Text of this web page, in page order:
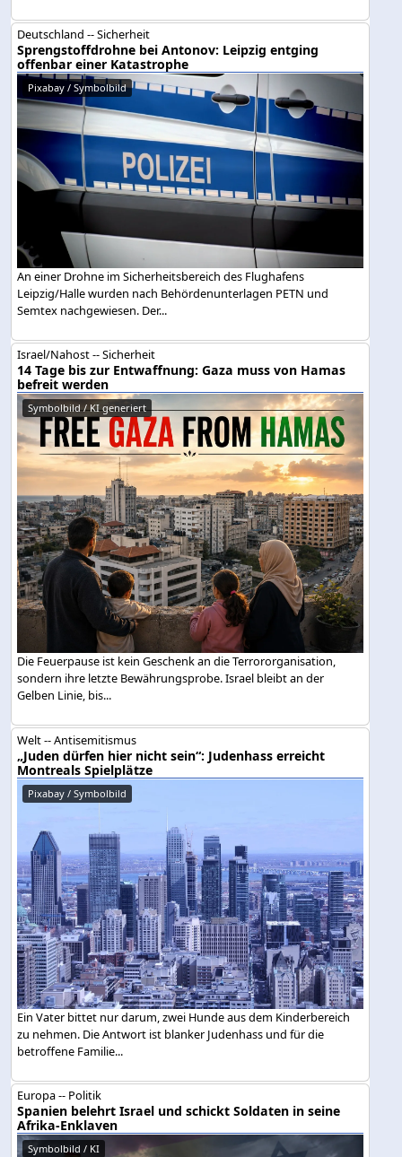
Deutschland -- Sicherheit
Sprengstoffdrohne bei Antonov: Leipzig entging
offenbar einer Katastrophe
Pixabay / Symbolbild
An einer Drohne im Sicherheitsbereich des Flughafens
Leipzig/Halle wurden nach Behördenunterlagen PETN und
Semtex nachgewiesen. Der...
Israel/Nahost -- Sicherheit
14 Tage bis zur Entwaffnung: Gaza muss von Hamas
befreit werden
Symbolbild / KI generiert
Die Feuerpause ist kein Geschenk an die Terrororganisation,
sondern ihre letzte Bewährungsprobe. Israel bleibt an der
Gelben Linie, bis...
Welt -- Antisemitismus
„Juden dürfen hier nicht sein“: Judenhass erreicht
Montreals Spielplätze
Pixabay / Symbolbild
Ein Vater bittet nur darum, zwei Hunde aus dem Kinderbereich
zu nehmen. Die Antwort ist blanker Judenhass und für die
betroffene Familie...
Europa -- Politik
Spanien belehrt Israel und schickt Soldaten in seine
Afrika-Enklaven
Symbolbild / KI